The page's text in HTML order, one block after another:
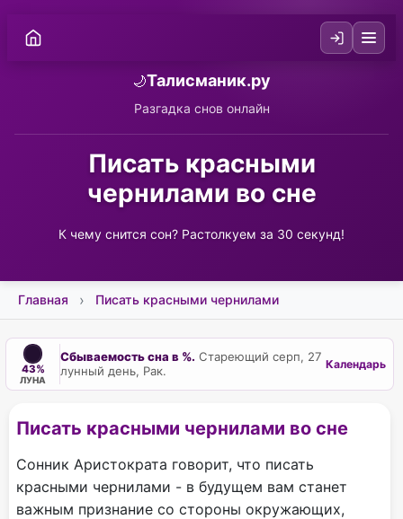
🌙Талисманик.ру
Разгадка снов онлайн
Писать красными
чернилами во сне
К чему снится сон? Растолкуем за 30 секунд!
Главная Писать красными чернилами
43%
ЛУНА
Сбываемость сна в %. Стареющий серп, 27
лунный день, Рак.
Календарь
Писать красными чернилами во сне
Сонник Аристократа говорит, что писать
красными чернилами - в будущем вам станет
важным признание со стороны окружающих,